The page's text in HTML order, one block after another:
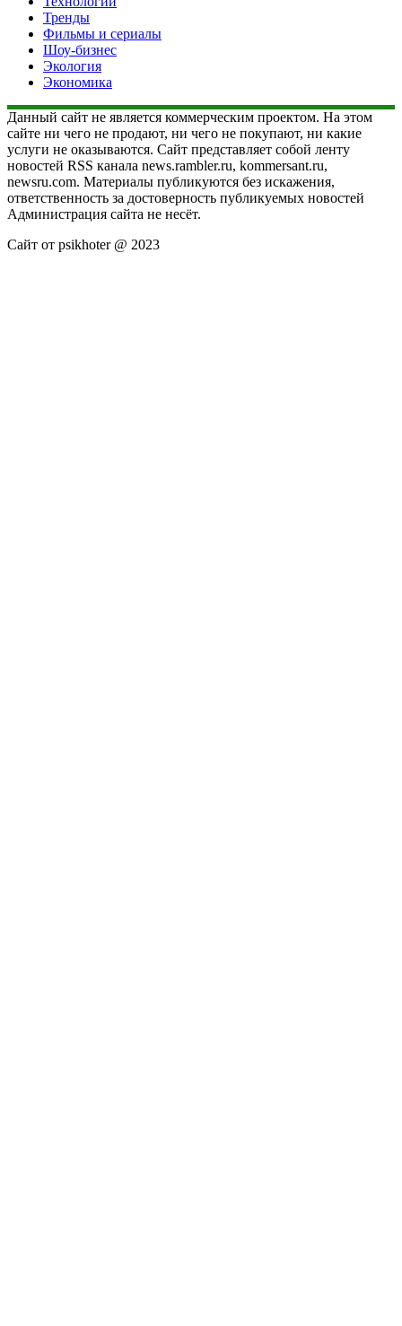
Тренды
Фильмы и сериалы
Шоу-бизнес
Экология
Экономика
Данный сайт не является коммерческим проектом. На этом
сайте ни чего не продают, ни чего не покупают, ни какие
услуги не оказываются. Сайт представляет собой ленту
новостей RSS канала news.rambler.ru, kommersant.ru,
newsru.com. Материалы публикуются без искажения,
ответственность за достоверность публикуемых новостей
Администрация сайта не несёт.
Сайт от psikhoter @ 2023